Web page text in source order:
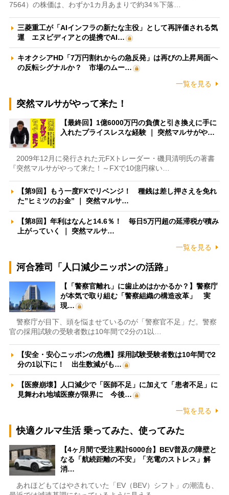
7564）の株価は、わずか1カ月あまりで約34％下落…
三菱重工が「AIインフラの新たな主役」として再評価される気
運 エヌビディアとの提携でAI…
キオクシアHD「7万円割れからの急反発」は再びの上昇局面へ
の反転シグナルか？ 市場のムー…
一覧を見る
突然マルサがやって来た！
【最終回】1億6000万円の負債と引き換えに手に
入れたプライスレスな経験 ｜ 突然マルサがや…
2009年12月に発行された元FXトレーダー・磯貝清明氏の著書
『突然マルサがやって来た！～FXで10億円稼い…
【第9回】もう一度FXでリベンジ！ 種銭は差し押さえを免れ
た”ヒミツのお金” ｜ 突然マルサ…
【第8回】年利はなんと14.6％！ 毎日5万円超の延滞税が積み
上がっていく ｜ 突然マルサ…
一覧を見る
河合雅司「人口減少ニッポンの活路」
【「警察官離れ」に歯止めはかかるか？】警察庁
が本気で取り組む「警察組織の構造改革」 実
現…
警察庁が目下、頭を悩ませているのが「警察官不足」だ。警察
官の採用試験の受験者数は10年間で2分の1以…
【安全・安心ニッポンの危機】採用試験受験者数は10年間で2
分の1以下に！ 出生数減がも…
【医療崩壊】人口減少で「医師不足」に加えて「患者不足」に
見舞われ地域医療が限界に 今後…
一覧を見る
快適クルマ生活 乗ってみた、使ってみた
【4ヶ月間で受注累計6000台】BEV普及の障壁と
なる「航続距離の不安」「充電のストレス」解
消…
あれほどもてはやされていた「EV（BEV）シフト」の潮流も、